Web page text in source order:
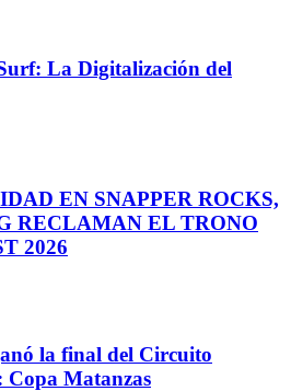
La Digitalización del
EN SNAPPER ROCKS,
RECLAMAN EL TRONO
2026
la final del Circuito
Copa Matanzas